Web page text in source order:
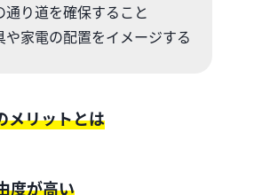
り道を確保すること
家電の配置をイメージする
メリットとは
度が高い